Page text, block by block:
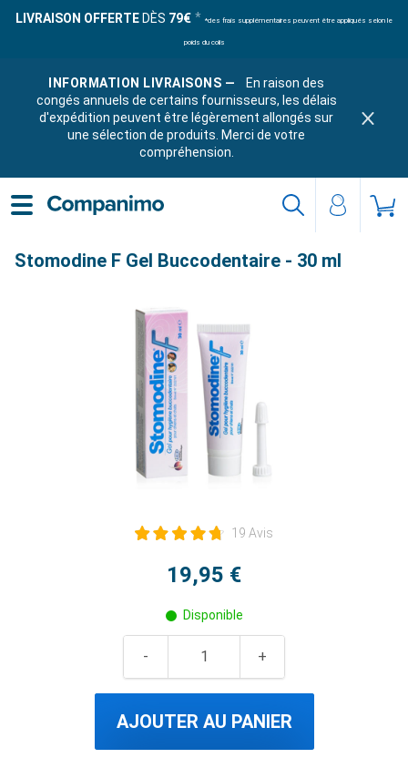
LIVRAISON OFFERTE DÈS 79€ *des frais supplémentaires peuvent être appliqués selon le
poids du colis
INFORMATION LIVRAISONS —
En raison des
congés annuels de certains fournisseurs, les délais
d'expédition peuvent être légèrement allongés sur
une sélection de produits. Merci de votre
compréhension.
Stomodine F Gel Buccodentaire - 30 ml
19 Avis
19,95 €
Disponible
AJOUTER AU PANIER